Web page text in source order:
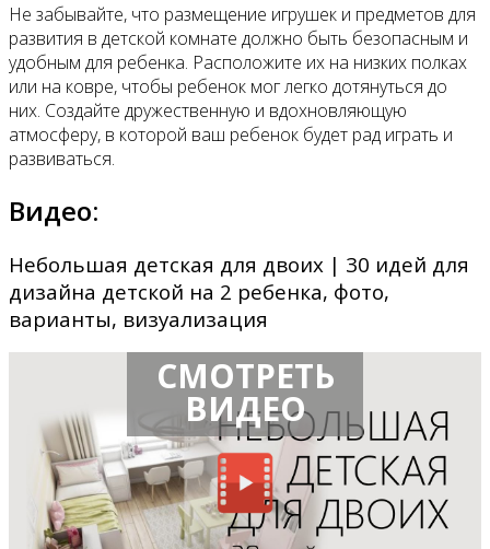
Не забывайте, что размещение игрушек и предметов для
развития в детской комнате должно быть безопасным и
удобным для ребенка. Расположите их на низких полках
или на ковре, чтобы ребенок мог легко дотянуться до
них. Создайте дружественную и вдохновляющую
атмосферу, в которой ваш ребенок будет рад играть и
развиваться.
Видео:
Небольшая детская для двоих | 30 идей для
дизайна детской на 2 ребенка, фото,
варианты, визуализация
СМОТРЕТЬ
ВИДЕО